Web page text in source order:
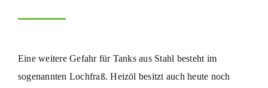
Eine weitere Gefahr für Tanks aus Stahl besteht im
sogenannten Lochfraß. Heizöl besitzt auch heute noch